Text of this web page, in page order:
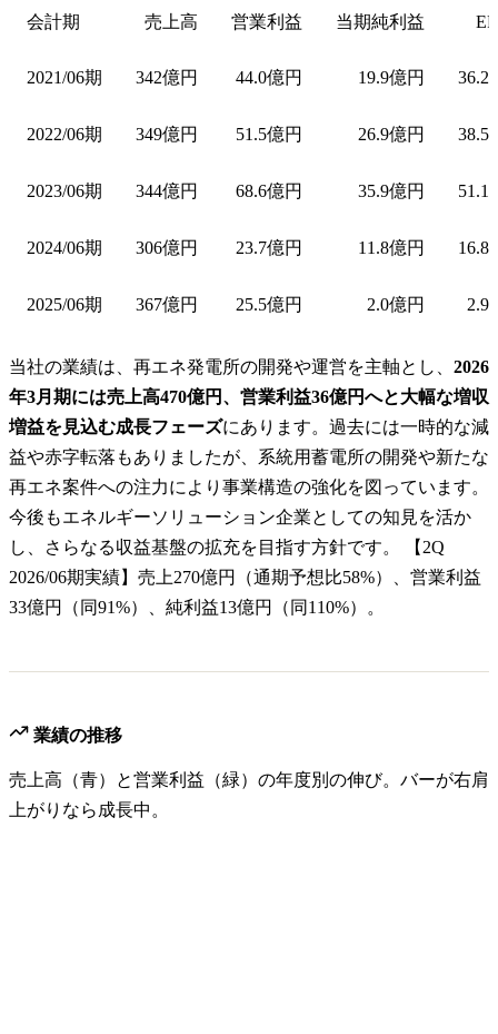
会計期 売上高 営業利益 当期純利益
2021/06期 342億円 44.0億円 19.9億円 36.2
2022/06期 349億円 51.5億円 26.9億円 38.5
2023/06期 344億円 68.6億円 35.9億円 51.1
2024/06期 306億円 23.7億円 11.8億円 16.8
2025/06期 367億円 25.5億円 2.0億円 2.9
当社の業績は、再エネ発電所の開発や運営を主軸とし、 2026
年3月期には売上高470億円、営業利益36億円へと大幅な増収
増益を見込む成長フェーズにあります。過去には一時的な減
益や赤字転落もありましたが、系統用蓄電所の開発や新たな
再エネ案件への注力により事業構造の強化を図っています。
今後もエネルギーソリューション企業としての知見を活か
し、さらなる収益基盤の拡充を目指す方針です。 【2Q
2026/06期実績】売上270億円（通期予想比58%）、営業利益
33億円（同91%）、純利益13億円（同110%）。
業績の推移
売上高（青）と営業利益（緑）の年度別の伸び。バーが右肩
上がりなら成長中。